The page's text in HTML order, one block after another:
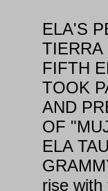
ELA'S
TIERRA
FIFTH
TOOK
AND
OF
ELA
rise with